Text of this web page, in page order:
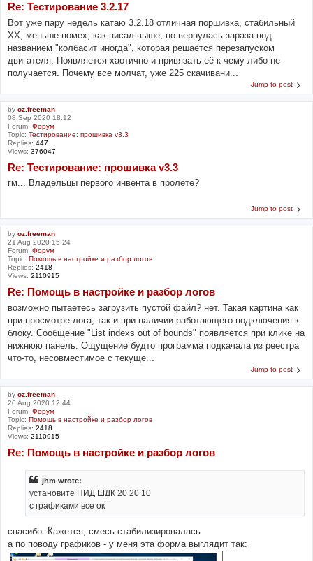
Re: Тестирование 3.2.17
Вот уже пару недель катаю 3.2.18 отличная поршивка, стабильный
ХХ, меньше помех, как писал выше, но вернулась зараза под
названием "колбасит иногда", которая решается перезапуском
двигателя. Появляется хаотично и привязать её к чему либо не
получается. Почему все молчат, уже 225 скачивани...
Jump to post
by oz.freeman
08 Sep 2020 18:12
Forum: Форум
Topic: Тестирование: прошивка v3.3
Replies: 447
Views: 376047
Re: Тестирование: прошивка v3.3
гм... Владельцы первого инвента в пролёте?
Jump to post
by oz.freeman
21 Aug 2020 15:24
Forum: Форум
Topic: Помощь в настройке и разбор логов
Replies: 2418
Views: 2110915
Re: Помощь в настройке и разбор логов
возможно пытаетесь загрузить пустой файл? нет. Такая картина как
при просмотре лога, так и при наличии работающего подключения к
блоку. Сообщение "List indexs out of bounds" появляется при клике на
нижнюю панель. Ощущение будто программа подкачала из реестра
что-то, несовместимое с текуще...
Jump to post
by oz.freeman
20 Aug 2020 12:44
Forum: Форум
Topic: Помощь в настройке и разбор логов
Replies: 2418
Views: 2110915
Re: Помощь в настройке и разбор логов
jhm wrote:
установите ПИД ШДК 20 20 10
с графиками все ок
спасибо. Кажется, смесь стабилизировалась
а по поводу графиков - у меня эта форма выглядит так: